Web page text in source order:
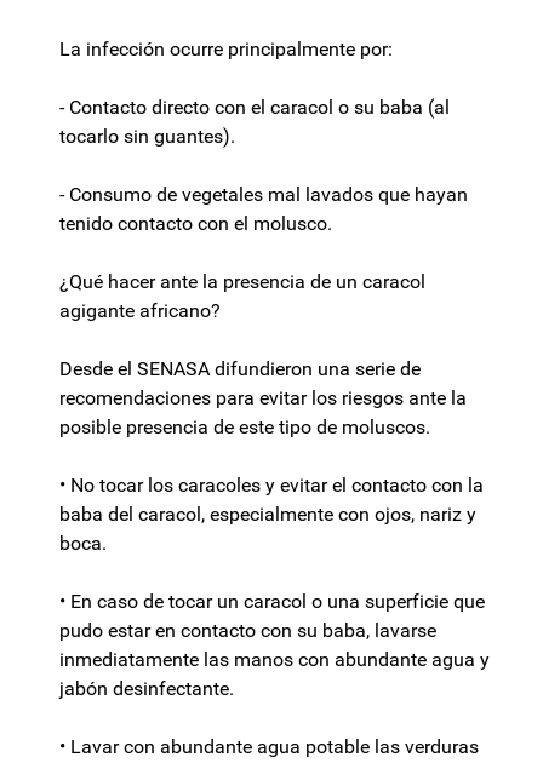
La infección ocurre principalmente por:
- Contacto directo con el caracol o su baba (al
tocarlo sin guantes).
- Consumo de vegetales mal lavados que hayan
tenido contacto con el molusco.
¿Qué hacer ante la presencia de un caracol
agigante africano?
Desde el SENASA difundieron una serie de
recomendaciones para evitar los riesgos ante la
posible presencia de este tipo de moluscos.
• No tocar los caracoles y evitar el contacto con la
baba del caracol, especialmente con ojos, nariz y
boca.
• En caso de tocar un caracol o una superficie que
pudo estar en contacto con su baba, lavarse
inmediatamente las manos con abundante agua y
jabón desinfectante.
• Lavar con abundante agua potable las verduras